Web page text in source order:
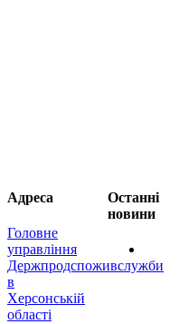
Адреса
Головне
управління
Держпродспоживслужби
в
Херсонській
області
Останні
новини